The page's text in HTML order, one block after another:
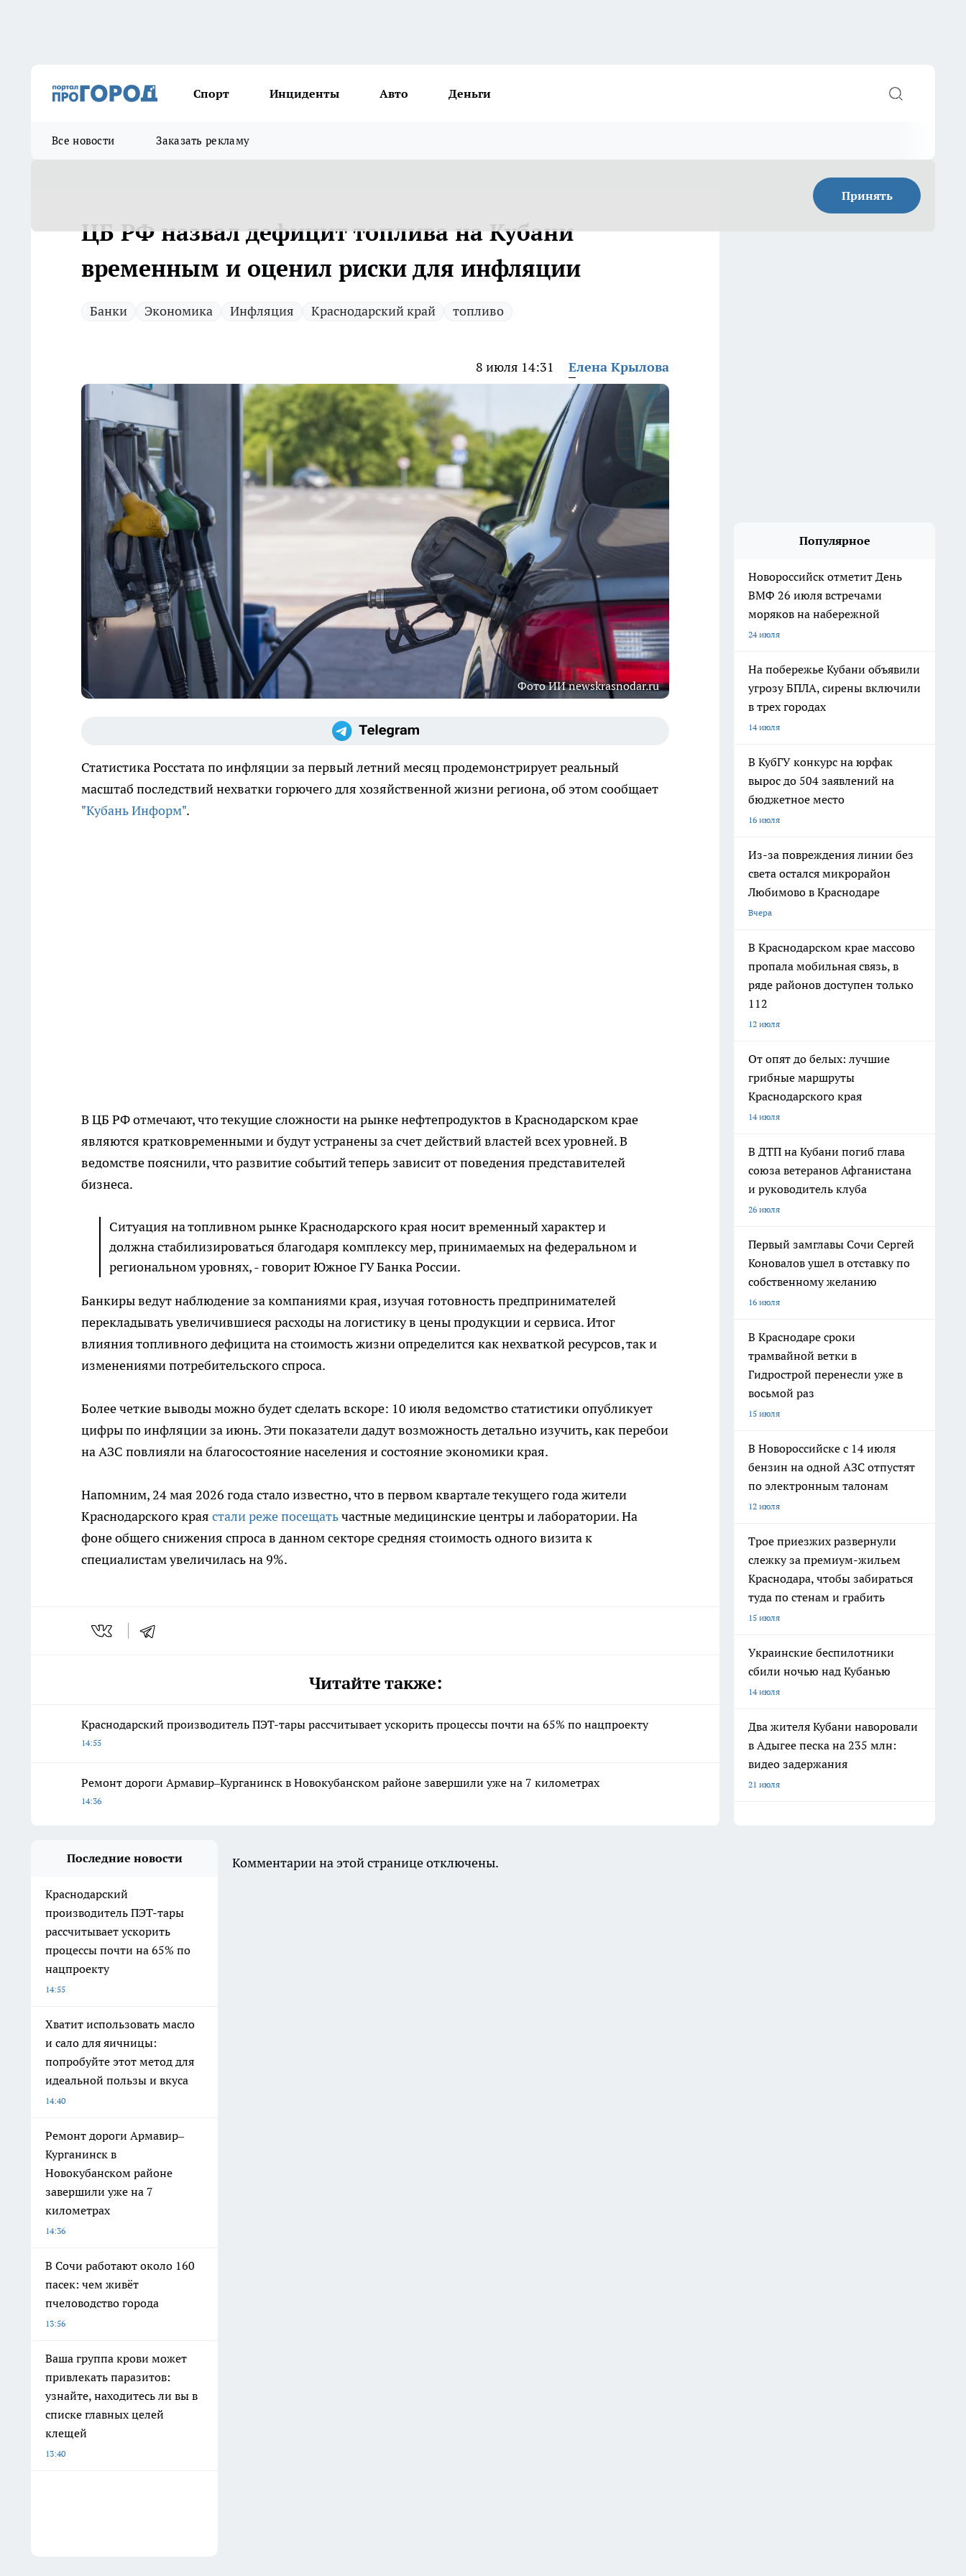
Спорт Инциденты Авто Деньги
Все новости Заказать рекламу
Принять
ЦБ РФ назвал дефицит топлива на Кубани
временным и оценил риски для инфляции
Банки Экономика Инфляция Краснодарский край топливо
8 июля 14:31 Елена Крылова
Фото ИИ newskrasnodar.ru
Статистика Росстата по инфляции за первый летний месяц продемонстрирует реальный
масштаб последствий нехватки горючего для хозяйственной жизни региона, об этом сообщает
"Кубань Информ".
В ЦБ РФ отмечают, что текущие сложности на рынке нефтепродуктов в Краснодарском крае
являются кратковременными и будут устранены за счет действий властей всех уровней. В
ведомстве пояснили, что развитие событий теперь зависит от поведения представителей
бизнеса.
Ситуация на топливном рынке Краснодарского края носит временный характер и
должна стабилизироваться благодаря комплексу мер, принимаемых на федеральном и
региональном уровнях, - говорит Южное ГУ Банка России.
Банкиры ведут наблюдение за компаниями края, изучая готовность предпринимателей
перекладывать увеличившиеся расходы на логистику в цены продукции и сервиса. Итог
влияния топливного дефицита на стоимость жизни определится как нехваткой ресурсов, так и
изменениями потребительского спроса.
Более четкие выводы можно будет сделать вскоре: 10 июля ведомство статистики опубликует
цифры по инфляции за июнь. Эти показатели дадут возможность детально изучить, как перебои
на АЗС повлияли на благосостояние населения и состояние экономики края.
Напомним, 24 мая 2026 года стало известно, что в первом квартале текущего года жители
Краснодарского края стали реже посещатьчастные медицинские центры и лаборатории. На
фоне общего снижения спроса в данном секторе средняя стоимость одного визита к
специалистам увеличилась на 9%.
Читайте также:
Краснодарский производитель ПЭТ-тары рассчитывает ускорить процессы почти на 65% по нацпроекту
14:55
Ремонт дороги Армавир–Курганинск в Новокубанском районе завершили уже на 7 километрах
14:36
Популярное
Новороссийск отметит День
ВМФ 26 июля встречами
моряков на набережной
24 июля
На побережье Кубани объявили
угрозу БПЛА, сирены включили
в трех городах
14 июля
В КубГУ конкурс на юрфак
вырос до 504 заявлений на
бюджетное место
16 июля
Из-за повреждения линии без
света остался микрорайон
Любимово в Краснодаре
Вчера
В Краснодарском крае массово
пропала мобильная связь, в
ряде районов доступен только
112
12 июля
От опят до белых: лучшие
грибные маршруты
Краснодарского края
14 июля
В ДТП на Кубани погиб глава
союза ветеранов Афганистана
и руководитель клуба
26 июля
Первый замглавы Сочи Сергей
Коновалов ушел в отставку по
собственному желанию
16 июля
В Краснодаре сроки
трамвайной ветки в
Гидрострой перенесли уже в
восьмой раз
15 июля
В Новороссийске с 14 июля
бензин на одной АЗС отпустят
по электронным талонам
12 июля
Трое приезжих развернули
слежку за премиум-жильем
Краснодара, чтобы забираться
туда по стенам и грабить
15 июля
Украинские беспилотники
сбили ночью над Кубанью
14 июля
Два жителя Кубани наворовали
в Адыгее песка на 235 млн:
видео задержания
21 июля
Последние новости
Краснодарский
производитель ПЭТ-тары
рассчитывает ускорить
процессы почти на 65% по
нацпроекту
14:55
Хватит использовать масло
и сало для яичницы:
попробуйте этот метод для
идеальной пользы и вкуса
14:40
Ремонт дороги Армавир–
Курганинск в
Новокубанском районе
завершили уже на 7
километрах
14:36
В Сочи работают около 160
пасек: чем живёт
пчеловодство города
13:56
Ваша группа крови может
привлекать паразитов:
узнайте, находитесь ли вы в
списке главных целей
клещей
13:40
Комментарии на этой странице отключены.